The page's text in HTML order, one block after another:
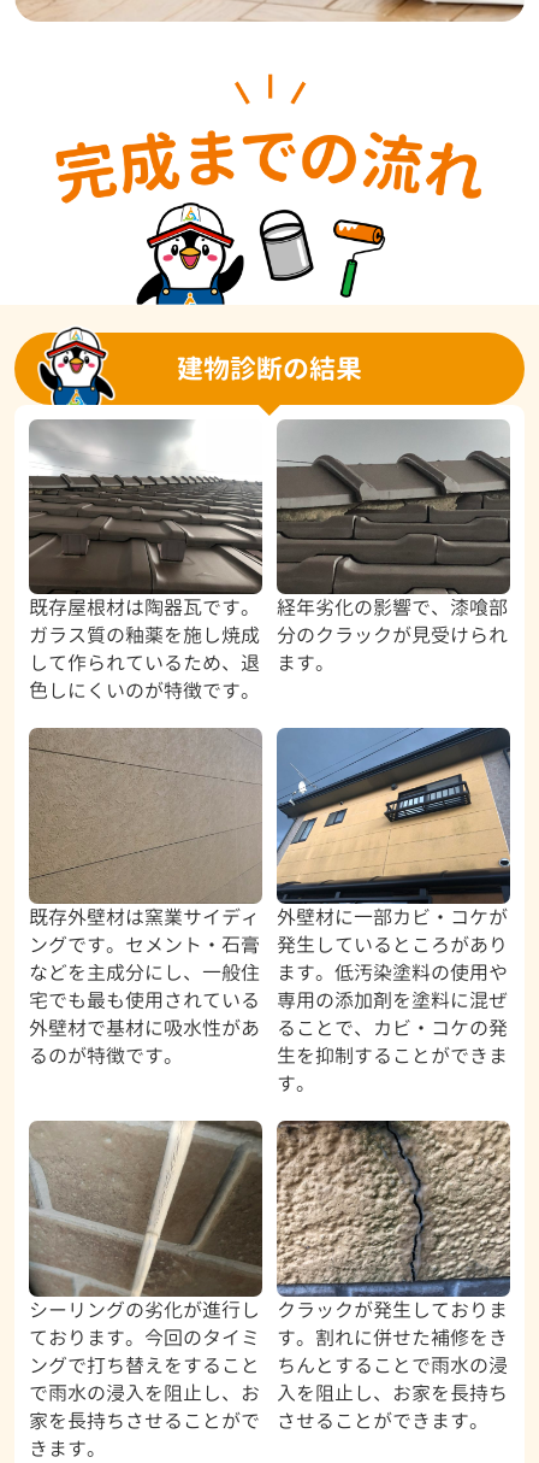
建物診断の結果
既存屋根材は陶器瓦です。
ガラス質の釉薬を施し焼成
して作られているため、退
色しにくいのが特徴です。
経年劣化の影響で、漆喰部
分のクラックが見受けられ
ます。
既存外壁材は窯業サイディ
ングです。セメント・石膏
などを主成分にし、一般住
宅でも最も使用されている
外壁材で基材に吸水性があ
るのが特徴です。
外壁材に一部カビ・コケが
発生しているところがあり
ます。低汚染塗料の使用や
専用の添加剤を塗料に混ぜ
ることで、カビ・コケの発
生を抑制することができま
す。
シーリングの劣化が進行し
ております。今回のタイミ
ングで打ち替えをすること
で雨水の浸入を阻止し、お
家を長持ちさせることがで
きます。
クラックが発生しておりま
す。割れに併せた補修をき
ちんとすることで雨水の浸
入を阻止し、お家を長持ち
させることができます。